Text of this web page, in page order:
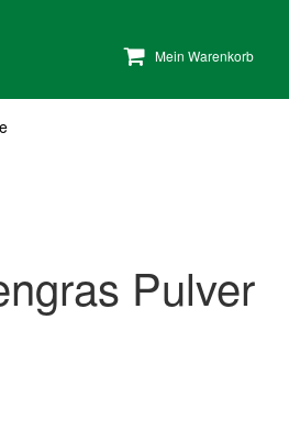
Mein Warenkorb
Pulver